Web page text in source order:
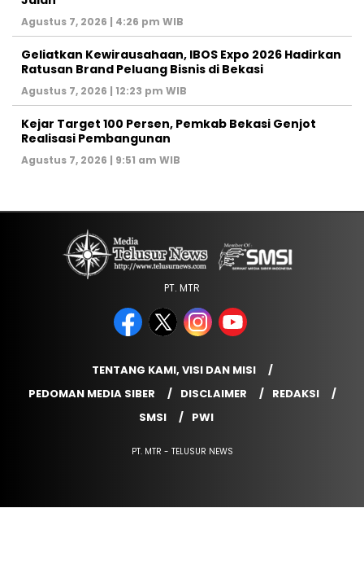
Agustus 7, 2026 | 4:26 pm WIB
‎Geliatkan Kewirausahaan, IBOS Expo 2026 Hadirkan
Ratusan Brand Peluang Bisnis di Bekasi
Agustus 7, 2026 | 12:23 pm WIB
Kejar Target 100 Persen, Pemkab Bekasi Genjot
Realisasi Pembangunan
Agustus 7, 2026 | 9:51 am WIB
PT. MTR
TENTANG KAMI, VISI DAN MISI
PEDOMAN MEDIA SIBER
DISCLAIMER
REDAKSI
SMSI
PWI
PT. MTR - TELUSUR NEWS